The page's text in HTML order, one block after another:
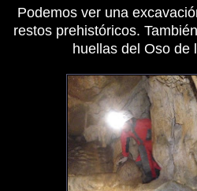
Podemos ver una
restos prehistóricos.
huellas del Oso de